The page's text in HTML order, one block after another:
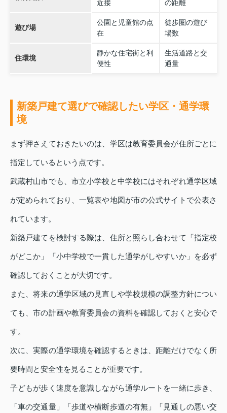
近接
の距離
遊び場
公園と児童館の点
在
徒歩圏の遊び
場数
住環境
静かな住宅街と利
便性
生活道路と交
通量
新築戸建て選びで確認したい学区・通学環
境
まず押さえておきたいのは、学区は教育委員会が住所ごとに
指定しているという点です。
武蔵村山市でも、市立小学校と中学校にはそれぞれ通学区域
が定められており、一覧表や地図が市の公式サイトで公表さ
れています。
新築戸建てを検討する際は、住所と照らし合わせて「指定校
がどこか」「小中学校で一貫した通学がしやすいか」を必ず
確認しておくことが大切です。
また、将来の通学区域の見直しや学校規模の調整方針につい
ても、市の計画や教育委員会の資料を確認しておくと安心で
す。
次に、実際の通学環境を確認するときは、距離だけでなく所
要時間と安全性を見ることが重要です。
子どもが歩く速度を意識しながら通学ルートを一緒に歩き、
「車の交通量」「歩道や横断歩道の有無」「見通しの悪い交